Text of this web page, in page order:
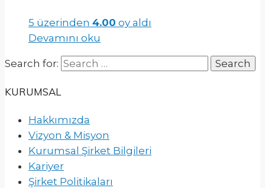
5 üzerinden 4.00 oy aldı
Devamını oku
Search for:
KURUMSAL
Hakkımızda
Vizyon & Misyon
Kurumsal Şirket Bilgileri
Kariyer
Şirket Politikaları